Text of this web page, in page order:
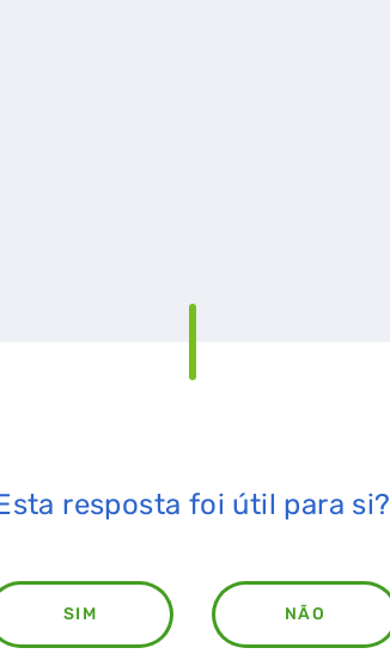
resposta foi útil para si?
SIM NÃO